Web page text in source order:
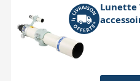
Lunette